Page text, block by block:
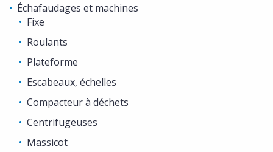
Échafaudages et machines
Fixe
Roulants
Plateforme
Escabeaux, échelles
Compacteur à déchets
Centrifugeuses
Massicot